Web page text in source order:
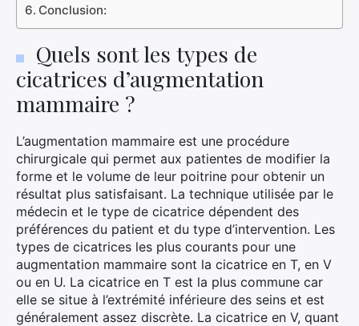
Conclusion:
Quels sont les types de
cicatrices d’augmentation
mammaire ?
L’augmentation mammaire est une procédure
chirurgicale qui permet aux patientes de modifier la
forme et le volume de leur poitrine pour obtenir un
résultat plus satisfaisant. La technique utilisée par le
médecin et le type de cicatrice dépendent des
préférences du patient et du type d’intervention. Les
types de cicatrices les plus courants pour une
augmentation mammaire sont la cicatrice en T, en V
ou en U. La cicatrice en T est la plus commune car
elle se situe à l’extrémité inférieure des seins et est
généralement assez discrète. La cicatrice en V, quant